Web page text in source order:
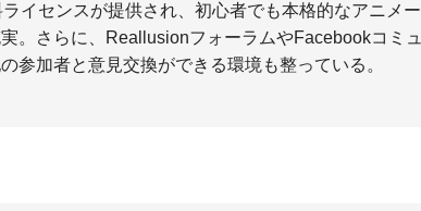
ライセンスが提供され、初心者でも本格的なアニメー
。さらに、
ReallusionフォーラムやFacebookコミュ
参加者と意見交換ができる環境も整っている。